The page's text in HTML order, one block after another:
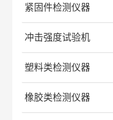
紧固件检测仪器
冲击强度试验机
塑料类检测仪器
橡胶类检测仪器